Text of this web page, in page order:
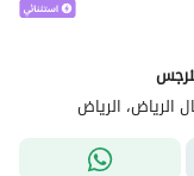
الرياض